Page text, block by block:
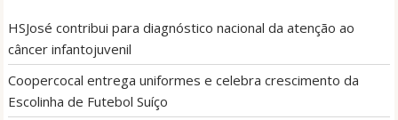
HSJosé contribui para diagnóstico nacional da atenção ao
câncer infantojuvenil
Coopercocal entrega uniformes e celebra crescimento da
Escolinha de Futebol Suíço